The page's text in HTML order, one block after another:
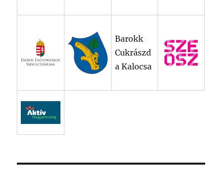
Barokk
Cukrászd
a Kalocsa